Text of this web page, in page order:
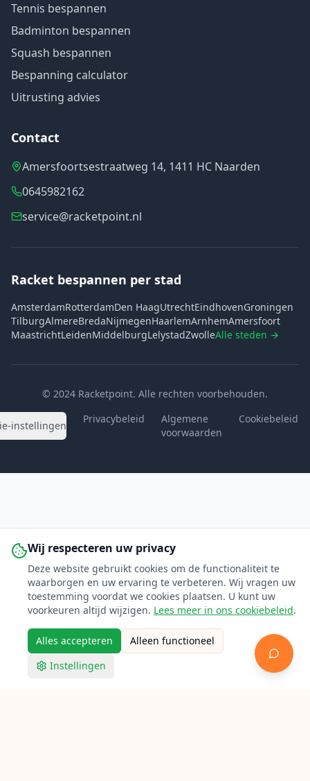
Tennis bespannen
Badminton bespannen
Squash bespannen
Bespanning calculator
Uitrusting advies
Contact
Amersfoortsestraatweg 14, 1411 HC Naarden
0645982162
service@racketpoint.nl
Racket bespannen per stad
AmsterdamRotterdamDen HaagUtrechtEindhovenGroningen
TilburgAlmereBredaNijmegenHaarlemArnhemAmersfoort
MaastrichtLeidenMiddelburgLelystadZwolleAlle steden →
© 2024 Racketpoint. Alle rechten voorbehouden.
instellingen
Privacybeleid
Algemene
voorwaarden
Cookiebeleid
Wij respecteren uw privacy
Deze website gebruikt cookies om de functionaliteit te
waarborgen en uw ervaring te verbeteren. Wij vragen uw
toestemming voordat we cookies plaatsen. U kunt uw
voorkeuren altijd wijzigen. Lees meer in ons cookiebeleid.
Alles accepteren
Alleen functioneel
Instellingen